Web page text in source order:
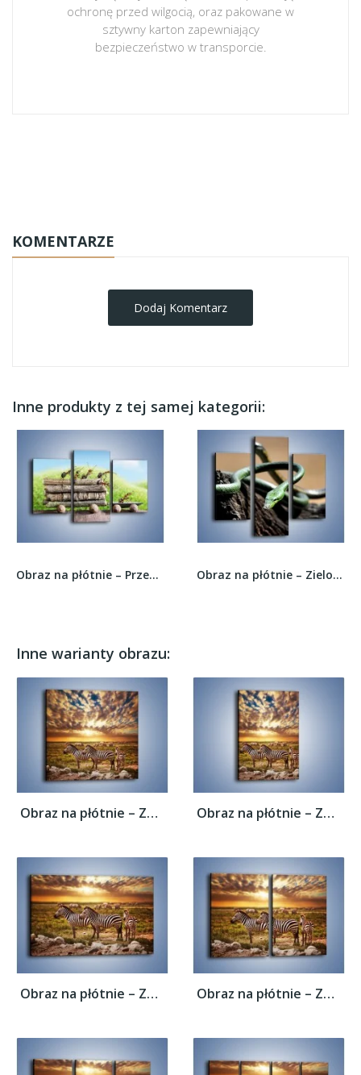
ochronę przed wilgocią, oraz pakowane w
sztywny karton zapewniający
bezpieczeństwo w transporcie.
KOMENTARZE
Dodaj Komentarz
Inne produkty z tej samej kategorii:
Obraz na płótnie – Przewóz drzewa przez mrówki... Obraz na płótnie – Zielone żmijki na drzewie –...
Inne warianty obrazu:
Obraz na płótnie – Zebra w dwóch kolorach... Obraz na płótnie – Zebra w dwóch kolorach...
Obraz na płótnie – Zebra w dwóch kolorach... Obraz na płótnie – Zebra w dwóch kolorach...